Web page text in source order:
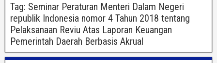
Tag: Seminar Peraturan Menteri Dalam Negeri
republik Indonesia nomor 4 Tahun 2018 tentang
Pelaksanaan Reviu Atas Laporan Keuangan
Pemerintah Daerah Berbasis Akrual